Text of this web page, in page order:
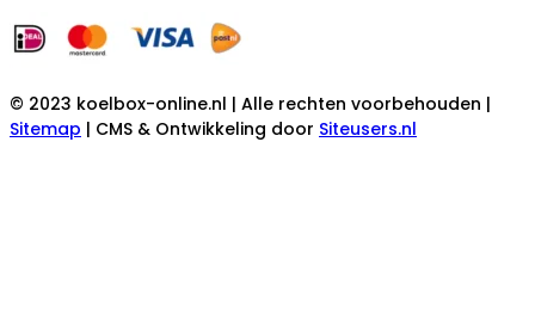
© 2023 koelbox-online.nl | Alle rechten voorbehouden |
Sitemap | CMS & Ontwikkeling door Siteusers.nl